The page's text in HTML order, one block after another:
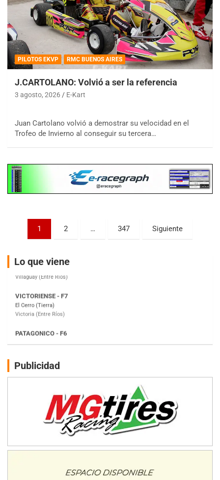
PILOTOS EKVP RMC BUENOS AIRES
J.CARTOLANO: Volvió a ser la referencia
3 agosto, 2026 E-Kart
Juan Cartolano volvió a demostrar su velocidad en el
Trofeo de Invierno al conseguir su tercera…
Paginación
entradas
1 2 … 347 Siguiente
Lo que viene
08/09-AGO
IAME SERIES ARGENTINA 6
Ramiro Tot (Asfalto)
KDO - F6
Ciudad de Trenque Lauquen (Asfalto)
Trenque Lauquen (Buenos Aires)
Villaguay (Entre Ríos)
El Cerro (Tierra)
Victoria (Entre Ríos)
Moto Club Reginense (Tierra)
Gral. E. Godoy (Río Negro)
Juventud Unida (Tierra)
Humboldt (Santa Fe)
NORESTE SANTAFESINO - F6
Ciudad de Avellaneda (Asfalto)
SUR SANTAFESINO - F4
José Samuel Sánchez (Tierra)
Rufino (Santa Fe)
TUCUMANO - F5
Juan Navarro (Asfalto)
COBERTURA ESPECIAL DE E-KART.COM.AR
Publicidad